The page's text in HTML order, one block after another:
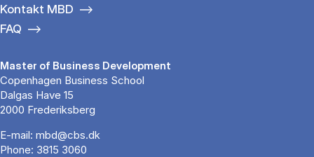
Kontakt MBD
FAQ
Master of Business Development
Copenhagen Business School
Dalgas Have 15
2000 Frederiksberg
E-mail: mbd@cbs.dk
Phone: 3815 3060